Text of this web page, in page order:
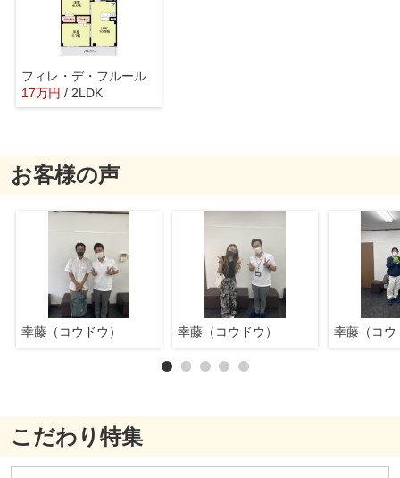
フィレ・デ・フルール
17万円 / 2LDK
お客様の声
幸藤（コウドウ） 幸藤（コウドウ） 幸藤（コウ
こだわり特集